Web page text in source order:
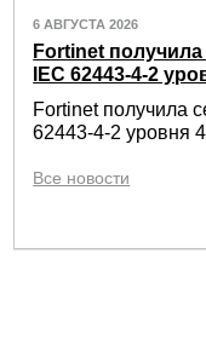
6 АВГУСТА 2026
Fortinet
IEC 62443-4-2
Fortinet получила
62443-4-2 уровня
Все новости